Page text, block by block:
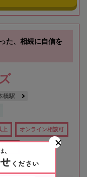
た、相続に自信を
橋駅
上 オンライン相談可
ください